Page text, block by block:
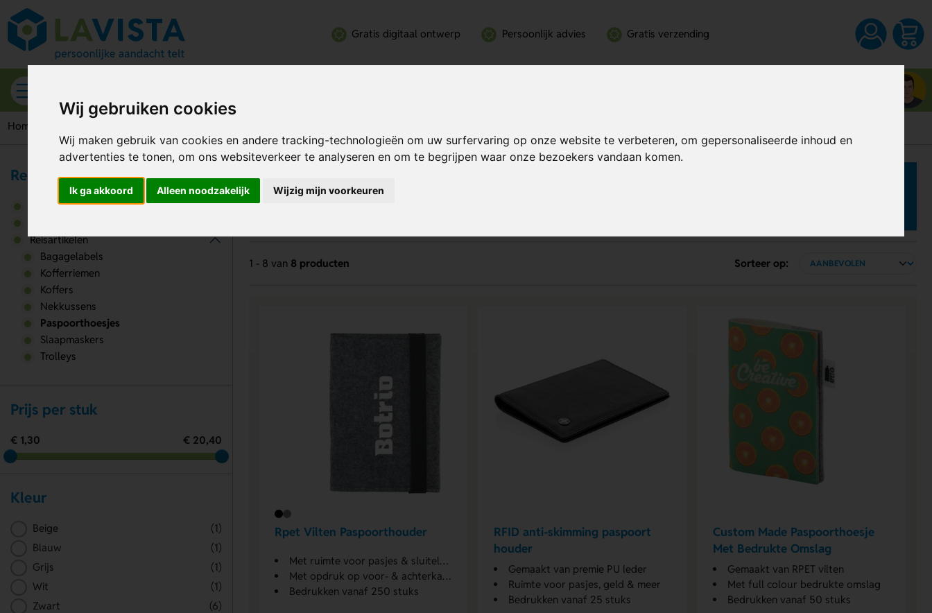
Wij gebruiken cookies
Wij maken gebruik van cookies en andere tracking-technologieën om uw surfervaring op onze website te verbeteren, om gepersonaliseerde inhoud en
advertenties te tonen, om ons websiteverkeer te analyseren en om te begrijpen waar onze bezoekers vandaan komen.
Ik ga akkoord Alleen noodzakelijk Wijzig mijn voorkeuren
Gratis digitaal ontwerp Persoonlijk advies Gratis verzending
Home
Paspoorthoesjes bedrukken
1 - 8 van 8 producten Sorteer op:
Rpet Vilten Paspoorthouder
Met ruimte voor pasjes & sluitelastiek
Met opdruk op voor- & achterkant
Bedrukken vanaf 250 stuks
RFID anti-skimming paspoort
houder
Gemaakt van premie PU leder
Ruimte voor pasjes, geld & meer
Bedrukken vanaf 25 stuks
Custom Made Paspoorthoesje
Met Bedrukte Omslag
Gemaakt van RPET vilten
Met full colour bedrukte omslag
Bedrukken vanaf 50 stuks
Reizen & Onderweg
Auto accessoires
Reisartikelen
Bagagelabels
Kofferriemen
Koffers
Nekkussens
Paspoorthoesjes
Slaapmaskers
Trolleys
Prijs per stuk
€ 1,30 € 20,40
Kleur
Beige
(1)
Blauw
(1)
Grijs
(1)
Wit
(1)
Zwart
(6)